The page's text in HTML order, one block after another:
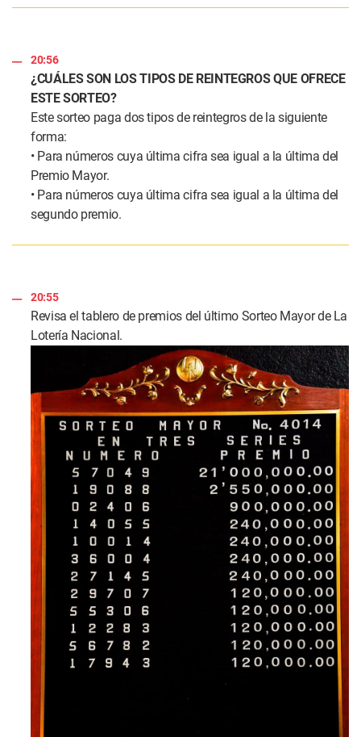
20:56
¿CUÁLES SON LOS TIPOS DE REINTEGROS QUE OFRECE
ESTE SORTEO?
Este sorteo paga dos tipos de reintegros de la siguiente
forma:
• Para números cuya última cifra sea igual a la última del
Premio Mayor.
• Para números cuya última cifra sea igual a la última del
segundo premio.
20:55
Revisa el tablero de premios del último Sorteo Mayor de La
Lotería Nacional.